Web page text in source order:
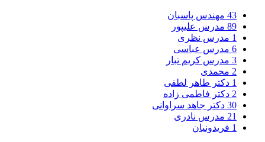
43 مهندس پاسبان
89 مدرس علیپور
1 مدرس نظری
6 مدرس عباسی
3 مدرس کریم تبار
2 محمدی
1 دکتر طاهر لطفی
2 دکتر فاطمی زاده
30 دکتر جاهد سراوانی
21 مدرس نادری
1 فریدونیان